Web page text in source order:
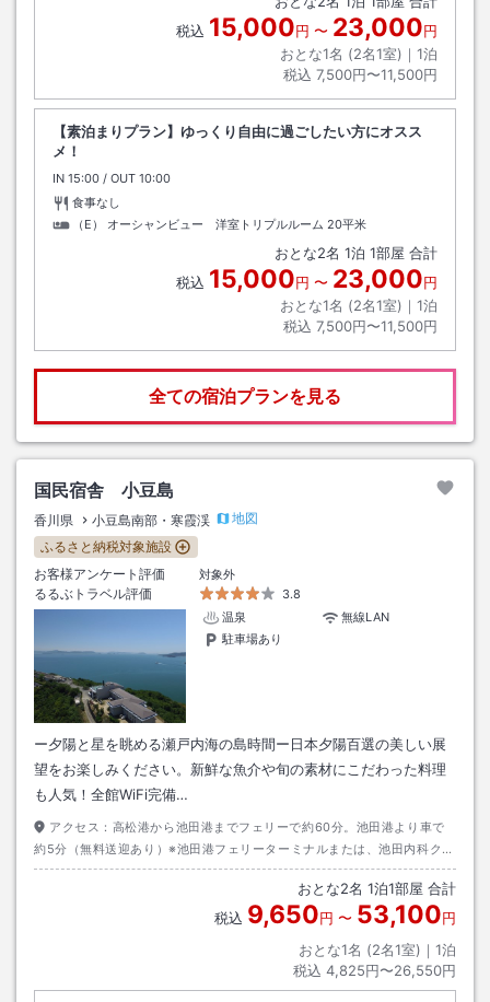
税込 15,000円 〜 23,000円
おとな1名 (2名1室)｜ 1泊
税込 7,500円〜11,500円
【素泊まりプラン】ゆっくり自由に過ごしたい方にオスス
メ！
IN チェックイン
15:00 / OUT チェックアウト
10:00
食事なし
（E） オーシャンビュー 洋室トリプルルーム 20平米
おとな2名 1泊 1部屋 合計
税込 15,000円 〜 23,000円
おとな1名 (2名1室)｜ 1泊
税込 7,500円〜11,500円
全ての宿泊プランを見る
国民宿舎 小豆島
香川県 小豆島南部・寒霞渓
地図
ふるさと納税対象施設
お客様アンケート評価
対象外
るるぶトラベル評価
3.8
温泉
無線LAN
駐車場あり
ー夕陽と星を眺める瀬戸内海の島時間ー日本夕陽百選の美しい展
望をお楽しみください。新鮮な魚介や旬の素材にこだわった料理
も人気！全館WiFi完備…
アクセス： 高松港から池田港までフェリーで約60分。池田港より車で
約5分（無料送迎あり）※池田港フェリーターミナルまたは、池田内科クリ
ニック前バス停までお迎え 15時－19時30分※お荷物お預かりのための送
おとな2名 1泊1部屋 合計
税込 9,650円 〜 53,100円
おとな1名 (2名1室)｜ 1泊
税込 4,825円〜26,550円